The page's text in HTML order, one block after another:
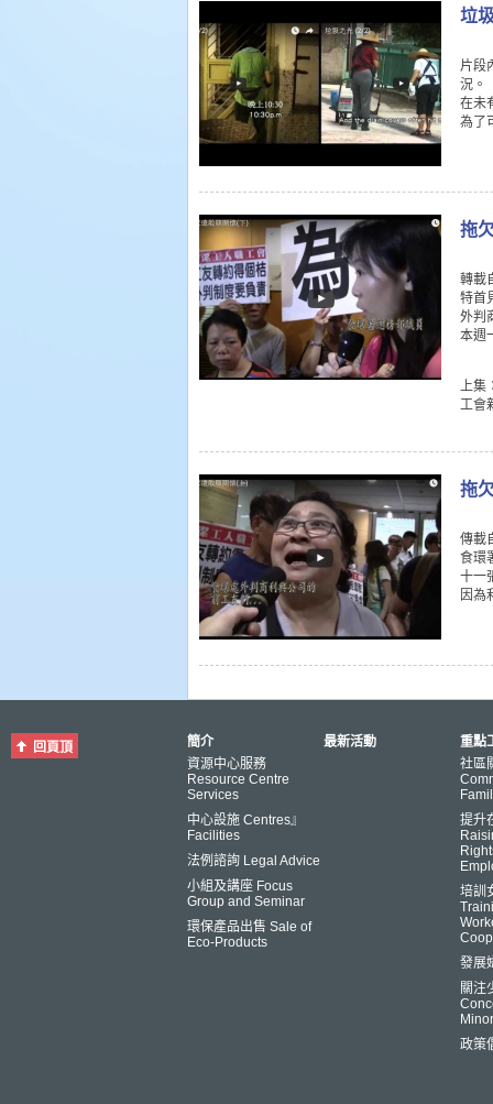
垃
片段
況。
在未
為了
拖
轉載
特首
外判
本週
上集
工會
拖
傳載
食環
十一
因為
回頁頂
簡介
資源中心服務
Resource Centre
Services
中心設施 Centres』
Facilities
法例諮詢 Legal Advice
小組及講座 Focus
Group and Seminar
環保產品出售 Sale of
Eco-Products
最新活動
重點
社區
提升
培訓
發展
關注
政策